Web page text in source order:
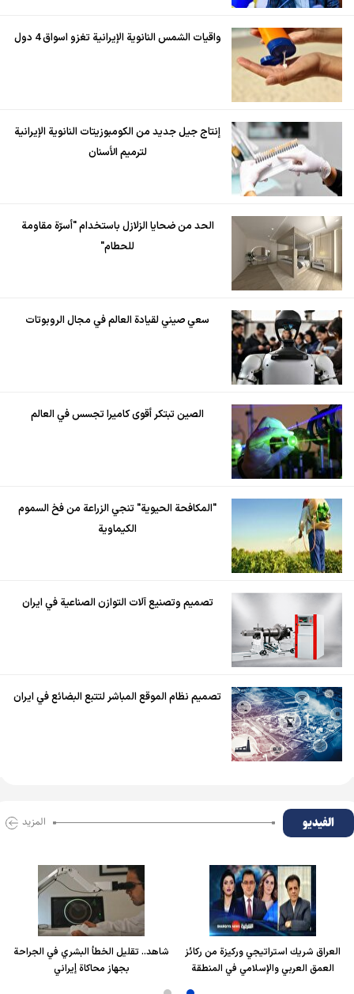
واقيات الشمس النانوية الإيرانية تغزو اسواق 4 دول
إنتاج جيل جديد من الكومبوزيتات النانوية الإيرانية
لترميم الأسنان
الحد من ضحايا الزلازل باستخدام "أسرّة مقاومة
للحطام"
سعي صيني لقيادة العالم في مجال الروبوتات
الصين تبتكر أقوى كاميرا تجسس في العالم
"المكافحة الحيوية" تنجي الزراعة من فخ السموم
الكيماوية
تصميم وتصنيع آلات التوازن الصناعية في ايران
تصميم نظام الموقع المباشر لتتبع البضائع في ايران
الفیدیو المزید
العراق شريك استراتيجي وركيزة من ركائز
العمق العربي والإسلامي في المنطقة
شاهد.. تقليل الخطأ البشري في الجراحة
بجهاز محاكاة إيراني